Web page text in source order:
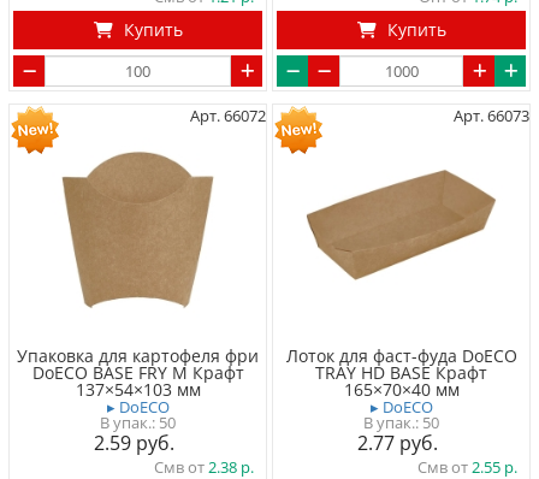
Купить Купить
Арт. 66072
Упаковка для картофеля фри
DoECO BASE FRY M Крафт
137×54×103 мм
▸ DoECO
50
2.59
Смв от2.38
Арт. 66073
Лоток для фаст-фуда DoECO
TRAY HD BASE Крафт
165×70×40 мм
▸ DoECO
50
2.77
Смв от2.55